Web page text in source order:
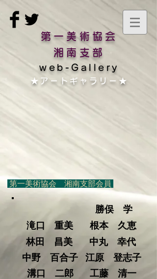
第一美術協会
湘南支部
web-Gallery
​★アートギャラリー★
勝俣 学
滝口 重美
工藤 清一
溝口 二郎
根本 久恵
江原 登志子
林田 昌美
中丸 幸代
中野 百合子
第一美術協会 湘南支部会員